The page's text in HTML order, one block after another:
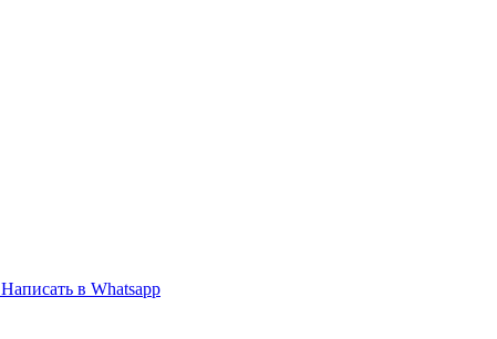
Написать в Whatsapp